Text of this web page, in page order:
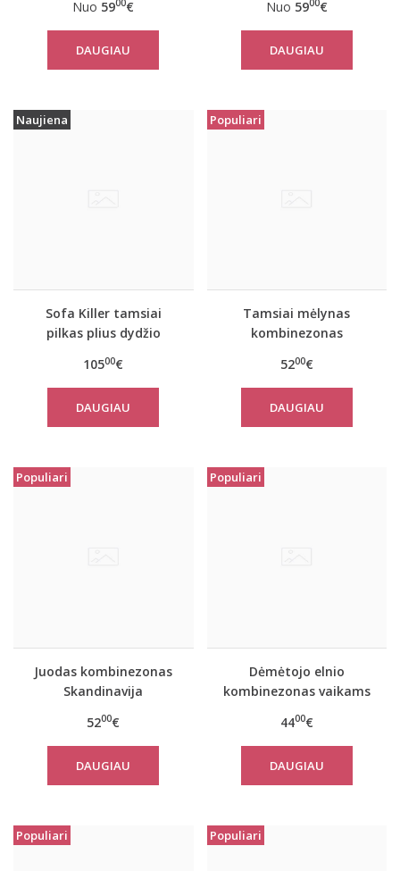
Nuo 5900€
DAUGIAU
Nuo 5900€
DAUGIAU
Naujiena
Sofa Killer tamsiai
pilkas plius dydžio
10500€
DAUGIAU
Populiari
Tamsiai mėlynas
kombinezonas
5200€
DAUGIAU
Populiari
Juodas kombinezonas
Skandinavija
5200€
DAUGIAU
Populiari
Dėmėtojo elnio
kombinezonas vaikams
4400€
DAUGIAU
Populiari Populiari